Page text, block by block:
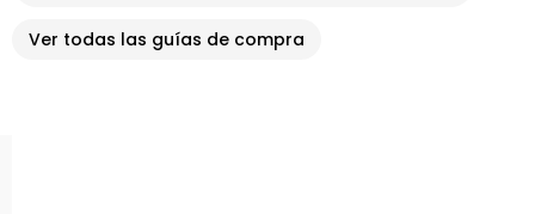
Ver todas las guías de compra